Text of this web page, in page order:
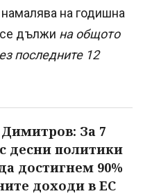
намалява на годишна
се дължи на общото
последните 12
За 7
десни политики
достигнем 90%
доходи в ЕС